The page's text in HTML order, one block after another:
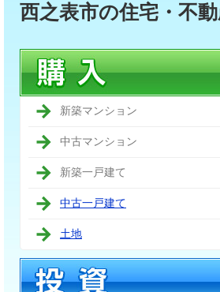
西之表市の住宅・不
新築マンション
中古マンション
新築一戸建て
中古一戸建て
土地